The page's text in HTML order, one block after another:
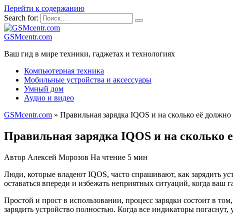
Перейти к содержанию
Search for:
GSMcentr.com
Ваш гид в мире техники, гаджетах и технологиях
Компьютерная техника
Мобильные устройства и аксессуары
Умный дом
Аудио и видео
GSMcentr.com » Правильная зарядка IQOS и на сколько её должно
Правильная зарядка IQOS и на сколько
Автор Алексей Морозов На чтение 5 мин
Люди, которые владеют IQOS, часто спрашивают, как зарядить
оставаться впереди и избежать неприятных ситуаций, когда
Простой и прост в использовании, процесс зарядки состоит в
зарядить устройство полностью. Когда все индикаторы